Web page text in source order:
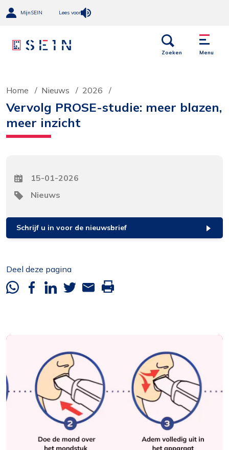
Open
Zoeken
Menu
links
Menu
MijnSEIN Lees voor
Home Nieuws 2026
Vervolg PROSE-studie: meer blazen,
meer inzicht
Datum
15-01-2026
TagNieuws
Schrijf u in voor de nieuwsbrief
Deel deze pagina
WhatsappFacebook LinkedinTwitter Mail